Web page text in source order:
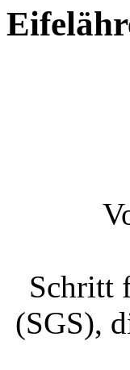
Schritt
(SGS),